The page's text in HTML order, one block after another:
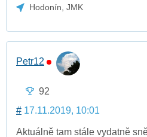
Hodonín, JMK
Petr12
92
# 17.11.2019, 10:01
Aktuálně tam stále vydatně